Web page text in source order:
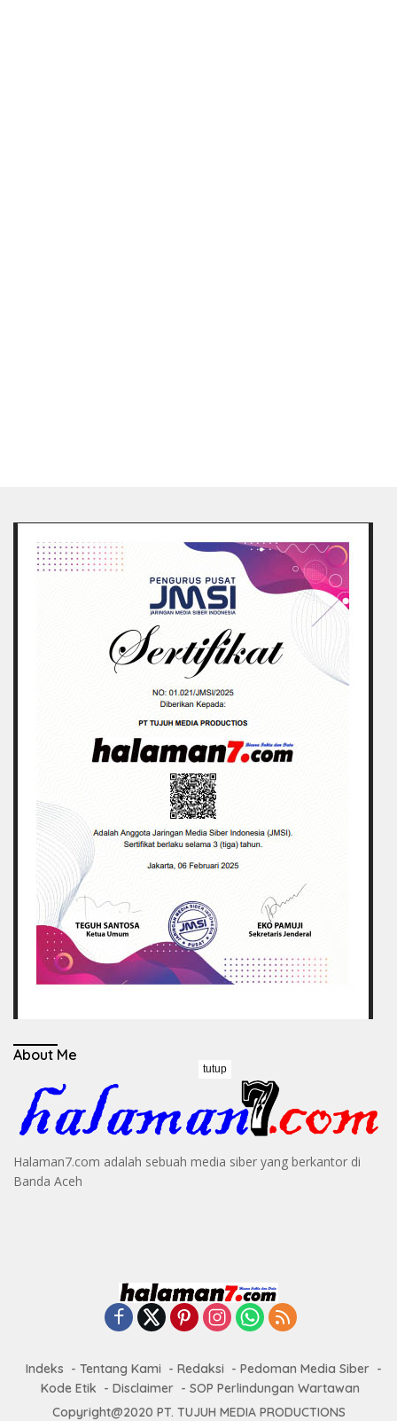
About Me
Halaman7.com adalah sebuah media siber yang berkantor di
Banda Aceh
Indeks Tentang Kami Redaksi
Pedoman Media Siber
Kode Etik
Disclaimer
SOP Perlindungan Wartawan
Copyright@2020 PT. TUJUH MEDIA PRODUCTIONS
tutup